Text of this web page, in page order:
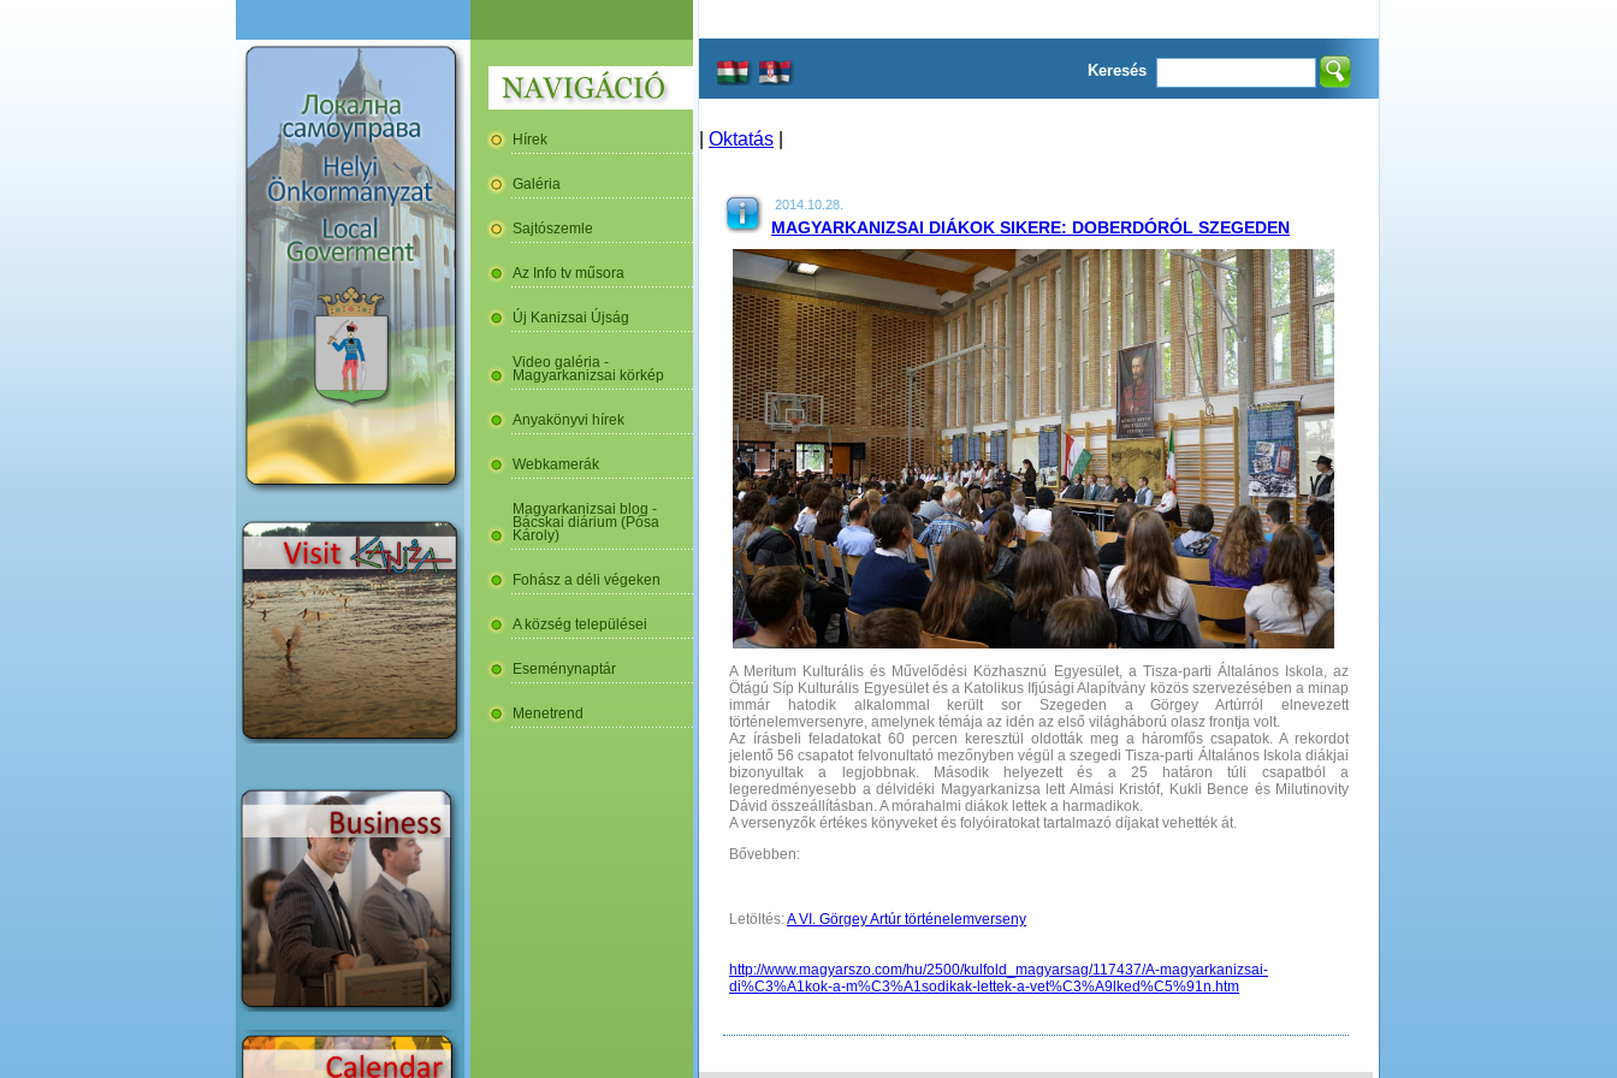
Hírek
Galéria
Sajtószemle
Az Info tv műsora
Új Kanizsai Újság
Video galéria -
Magyarkanizsai körkép
Anyakönyvi hírek
Webkamerák
Magyarkanizsai blog -
Bácskai diárium (Pósa
Károly)
Fohász a déli végeken
A község települései
Eseménynaptár
Menetrend
Keresés
Oktatás
2014.10.28.
MAGYARKANIZSAI DIÁKOK SIKERE: DOBERDÓRÓL SZEGEDEN
A Meritum Kulturális és Művelődési Közhasznú Egyesület, a Tisza-parti Általános Iskola, az
Ötágú Síp Kulturális Egyesület és a Katolikus Ifjúsági Alapítvány közös szervezésében a minap
immár hatodik alkalommal került sor Szegeden a Görgey Artúrról elnevezett
történelemversenyre, amelynek témája az idén az első világháború olasz frontja volt.
Az írásbeli feladatokat 60 percen keresztül oldották meg a háromfős csapatok. A rekordot
jelentő 56 csapatot felvonultató mezőnyben végül a szegedi Tisza-parti Általános Iskola diákjai
bizonyultak a legjobbnak. Második helyezett és a 25 határon túli csapatból a
legeredményesebb a délvidéki Magyarkanizsa lett Almási Kristóf, Kukli Bence és Milutinovity
Dávid összeállításban. A mórahalmi diákok lettek a harmadikok.
A versenyzők értékes könyveket és folyóiratokat tartalmazó díjakat vehették át.
Bővebben:
Letöltés:A VI. Görgey Artúr történelemverseny
http://www.magyarszo.com/hu/2500/kulfold_magyarsag/117437/A-magyarkanizsai-
di%C3%A1kok-a-m%C3%A1sodikak-lettek-a-vet%C3%A9lked%C5%91n.htm